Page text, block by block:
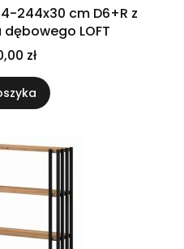
244x30 cm D6+R z
LOFT
zł